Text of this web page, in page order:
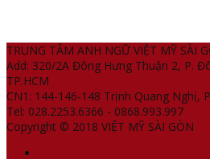
TRUNG TÂM ANH NGỮ VIỆT MỸ SÀI
Add: 320/2A Đông Hưng Thuận 2, P.
TP.HCM
CN1: 144-146-148 Trịnh Quang Nghị,
Tel: 028.2253.6366 - 0868.993.997
Copyright © 2018 VIỆT MỸ SÀI GÒN